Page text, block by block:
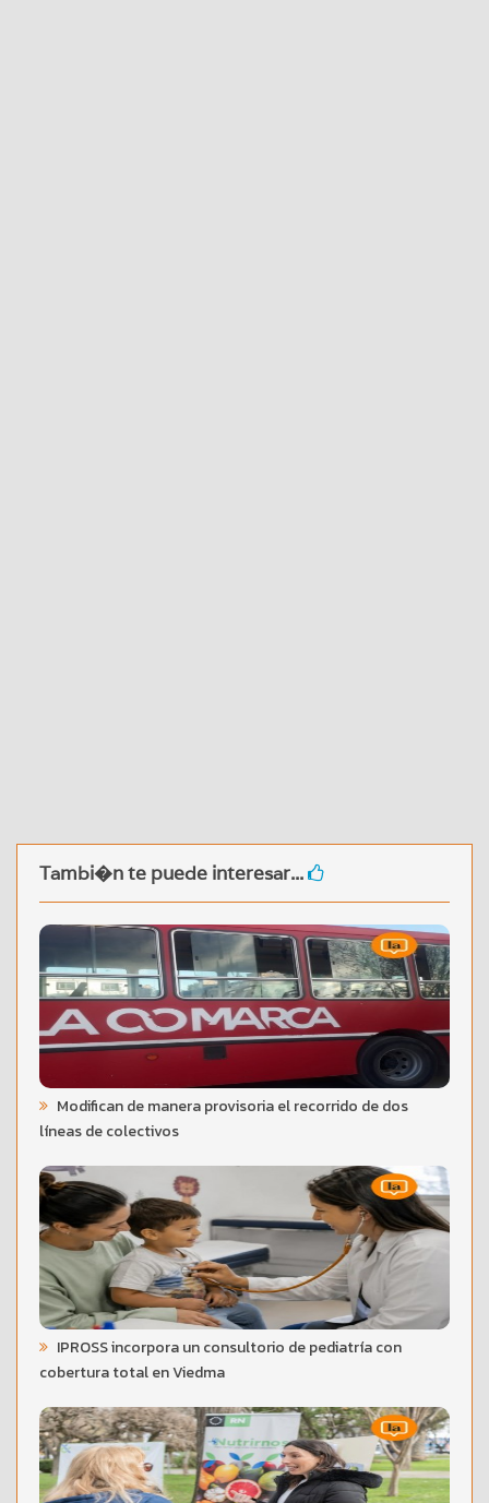
Tambi�n te puede interesar...
Modifican de manera provisoria el recorrido de dos
líneas de colectivos
IPROSS incorpora un consultorio de pediatría con
cobertura total en Viedma